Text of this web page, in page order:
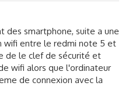
des smartphone, suite a une
wifi entre le redmi note 5 et
de le clef de sécurité et
wifi alors que l'ordinateur
de connexion avec la